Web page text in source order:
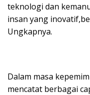
teknologi dan
insan yang
Ungkapnya.
Dalam masa
mencatat berbagai